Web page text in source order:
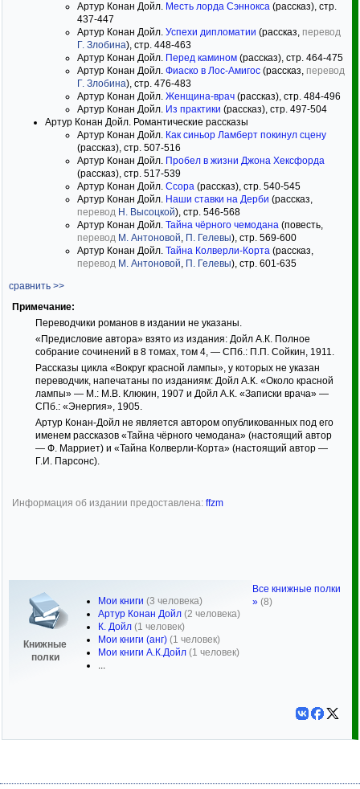
Артур Конан Дойл. Месть лорда Сэннокса (рассказ), стр.
437-447
Артур Конан Дойл. Успехи дипломатии (рассказ, перевод
Г. Злобина), стр. 448-463
Артур Конан Дойл. Перед камином (рассказ), стр. 464-475
Артур Конан Дойл. Фиаско в Лос-Амигос (рассказ, перевод
Г. Злобина), стр. 476-483
Артур Конан Дойл. Женщина-врач (рассказ), стр. 484-496
Артур Конан Дойл. Из практики (рассказ), стр. 497-504
Артур Конан Дойл. Романтические рассказы
Артур Конан Дойл. Как синьор Ламберт покинул сцену
(рассказ), стр. 507-516
Артур Конан Дойл. Пробел в жизни Джона Хексфорда
(рассказ), стр. 517-539
Артур Конан Дойл. Ссора (рассказ), стр. 540-545
Артур Конан Дойл. Наши ставки на Дерби (рассказ,
перевод Н. Высоцкой), стр. 546-568
Артур Конан Дойл. Тайна чёрного чемодана (повесть,
перевод М. Антоновой, П. Гелевы), стр. 569-600
Артур Конан Дойл. Тайна Колверли-Корта (рассказ,
перевод М. Антоновой, П. Гелевы), стр. 601-635
сравнить >>
Примечание:
Переводчики романов в издании не указаны.
«Предисловие автора» взято из издания: Дойл А.К. Полное
собрание сочинений в 8 томах, том 4, — СПб.: П.П. Сойкин, 1911.
Рассказы цикла «Вокруг красной лампы», у которых не указан
переводчик, напечатаны по изданиям: Дойл А.К. «Около красной
лампы» — М.: М.В. Клюкин, 1907 и Дойл А.К. «Записки врача» —
СПб.: «Энергия», 1905.
Артур Конан-Дойл не является автором опубликованных под его
именем рассказов «Тайна чёрного чемодана» (настоящий автор
— Ф. Марриет) и «Тайна Колверли-Корта» (настоящий автор —
Г.И. Парсонс).
Информация об издании предоставлена: ffzm
Книжные
полки
Мои книги (3 человека)
Артур Конан Дойл (2 человека)
К. Дойл (1 человек)
Мои книги (анг) (1 человек)
Мои книги А.К.Дойл (1 человек)
...
Все книжные полки
» (8)